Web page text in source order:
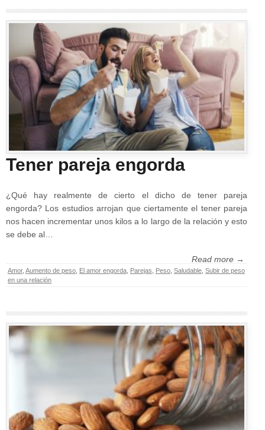
Tener pareja engorda
¿Qué hay realmente de cierto el dicho de tener pareja
engorda? Los estudios arrojan que ciertamente el tener pareja
nos hacen incrementar unos kilos a lo largo de la relación y esto
se debe al…
Read more →
Amor, Aumento de peso El amor engorda Parejas Peso Saludable Subir de peso
en una relación